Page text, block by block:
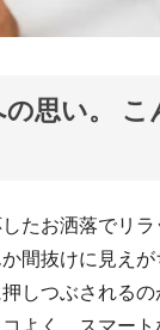
思い。 こ
たお洒落でリ
間抜けに見え
しつぶされるの
よく、スマート